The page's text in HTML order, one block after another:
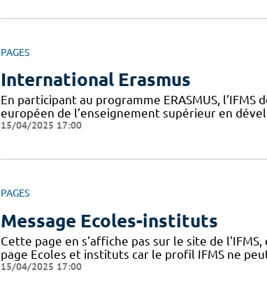
PAGES
International Erasmus
En participant au programme ERASMUS,
européen de l’enseignement supérieur en
15/04/2025 17:00
PAGES
Message Ecoles-instituts
Cette page en s'affiche pas sur le site de
page Ecoles et instituts car le profil IFMS ne
15/04/2025 17:00